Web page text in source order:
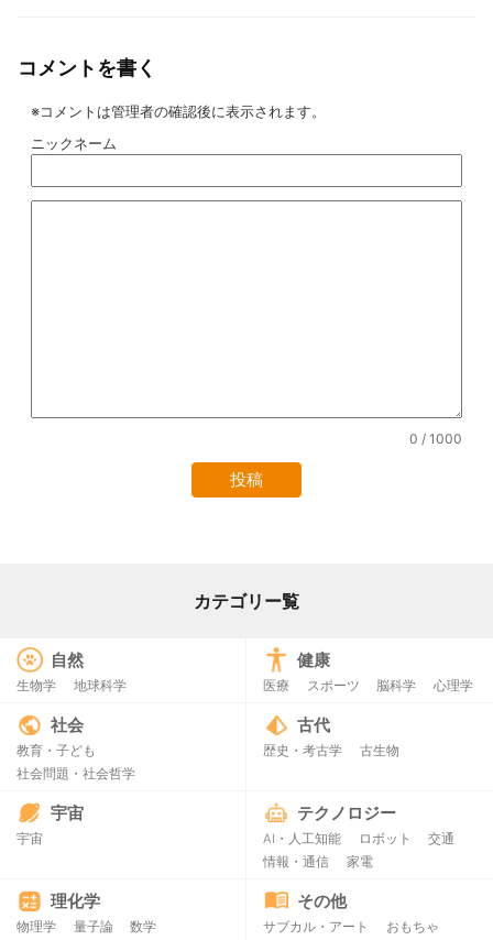
コメントを書く
※コメントは管理者の確認後に表示されます。
ニックネーム
0 / 1000
カテゴリー覧
自然
生物学 地球科学
健康
医療 スポーツ 脳科学 心理学
社会
教育・子ども
社会問題・社会哲学
古代
歴史・考古学 古生物
宇宙
宇宙
テクノロジー
AI・人工知能 ロボット
交通
情報・通信
家電
理化学
物理学 量子論 数学
その他
サブカル・アート
おもちゃ